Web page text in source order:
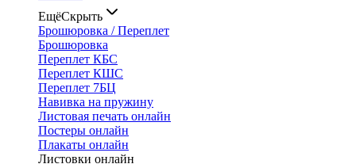
ЕщёСкрыть
Брошюровка / Переплет
Брошюровка
Переплет КБС
Переплет КШС
Переплет 7БЦ
Навивка на пружину
Листовая печать онлайн
Постеры онлайн
Плакаты онлайн
Листовки онлайн